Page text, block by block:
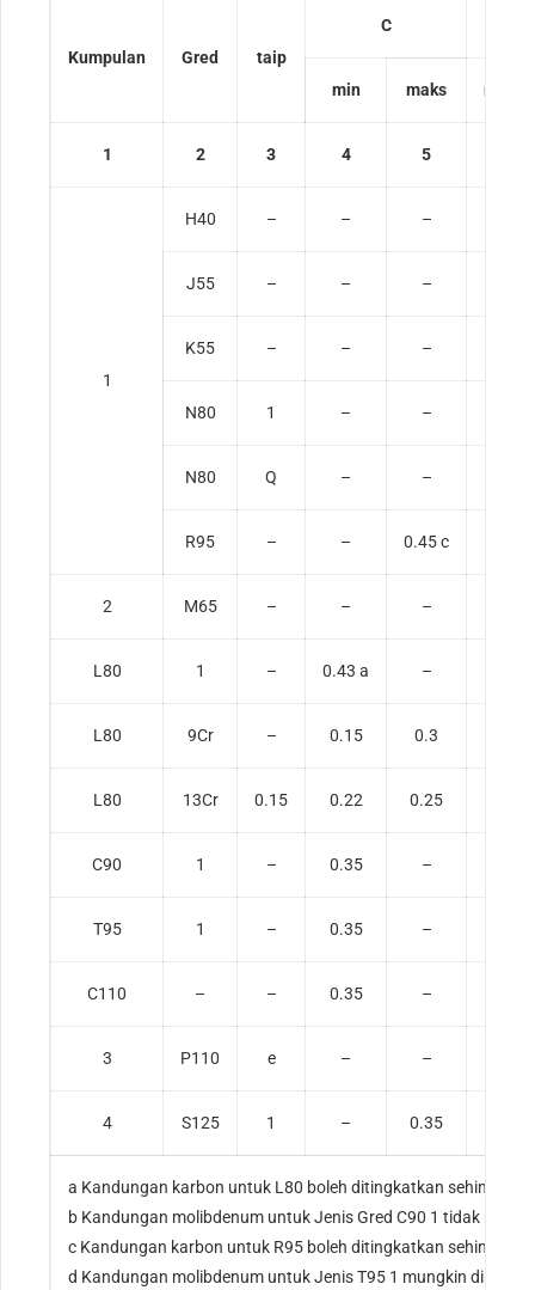
Kumpulan Gred taip
C
min maks min
1 2 3 4 5
1
H40 – – –
J55 – – –
K55 – – –
N80 1 – –
N80 Q – –
R95 – – 0.45 c
2 M65 – – –
L80 1 – 0.43 a –
L80 9Cr – 0.15 0.3
L80 13Cr 0.15 0.22 0.25
C90 1 – 0.35 –
T95 1 – 0.35 –
C110 – – 0.35 –
3 P110 e – –
4 S125 1 – 0.35
a Kandungan karbon untuk L80 boleh ditingkatkan sehingga
b Kandungan molibdenum untuk Jenis Gred C90 1 tidak
c Kandungan karbon untuk R95 boleh ditingkatkan sehingga
d Kandungan molibdenum untuk Jenis T95 1 mungkin